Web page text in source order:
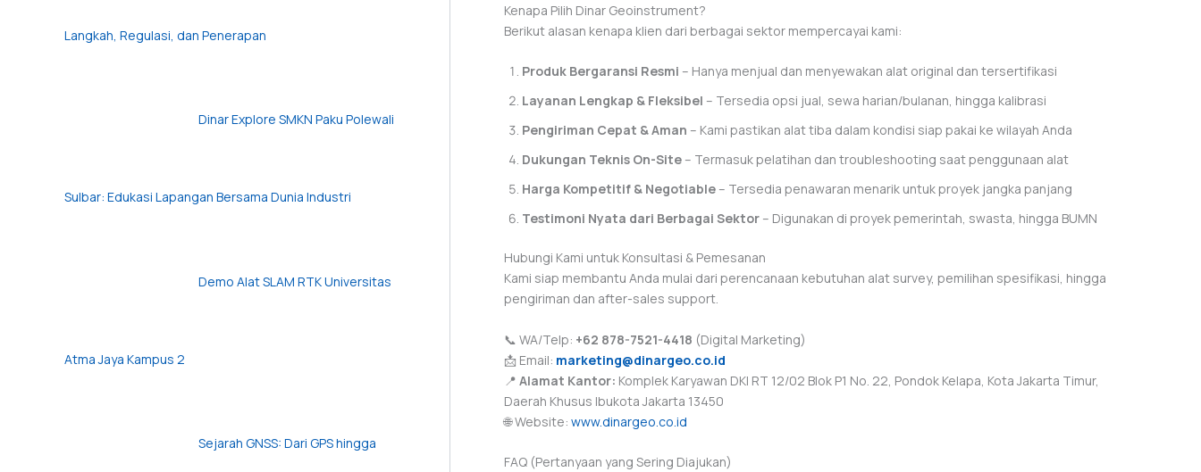
Langkah, Regulasi, dan Penerapan
Dinar Explore SMKN Paku Polewali
Sulbar: Edukasi Lapangan Bersama Dunia Industri
Demo Alat SLAM RTK Universitas
Atma Jaya Kampus 2
Sejarah GNSS: Dari GPS hingga
Kenapa Pilih Dinar Geoinstrument?
Berikut alasan kenapa klien dari berbagai sektor mempercayai kami:
Produk Bergaransi Resmi – Hanya menjual dan menyewakan alat original dan tersertifikasi
Layanan Lengkap & Fleksibel – Tersedia opsi jual, sewa harian/bulanan, hingga kalibrasi
Pengiriman Cepat & Aman – Kami pastikan alat tiba dalam kondisi siap pakai ke wilayah Anda
Dukungan Teknis On-Site – Termasuk pelatihan dan troubleshooting saat penggunaan alat
Harga Kompetitif & Negotiable – Tersedia penawaran menarik untuk proyek jangka panjang
Testimoni Nyata dari Berbagai Sektor – Digunakan di proyek pemerintah, swasta, hingga BUMN
Hubungi Kami untuk Konsultasi & Pemesanan
Kami siap membantu Anda mulai dari perencanaan kebutuhan alat survey, pemilihan spesifikasi, hingga
pengiriman dan after-sales support.
📞 WA/Telp: +62 878-7521-4418 (Digital Marketing)
📩 Email: marketing@dinargeo.co.id
📍 Alamat Kantor: Komplek Karyawan DKI RT 12/02 Blok P1 No. 22, Pondok Kelapa, Kota Jakarta Timur,
Daerah Khusus Ibukota Jakarta 13450
🌐 Website: www.dinargeo.co.id
FAQ (Pertanyaan yang Sering Diajukan)